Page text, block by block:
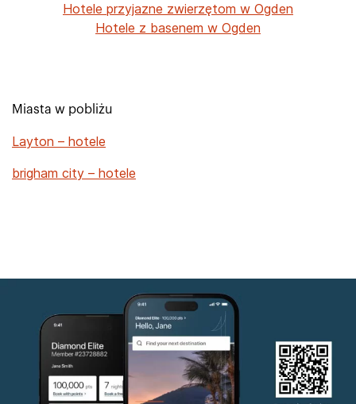
Hotele przyjazne zwierzętom w Ogden
Hotele z basenem w Ogden
Miasta w pobliżu
Layton – hotele
brigham city – hotele